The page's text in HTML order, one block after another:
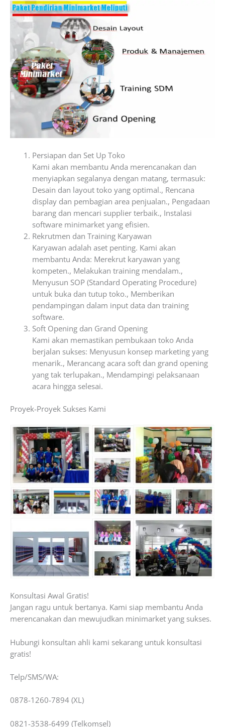
Persiapan dan Set Up Toko
Kami akan membantu Anda merencanakan dan
menyiapkan segalanya dengan matang, termasuk:
Desain dan layout toko yang optimal., Rencana
display dan pembagian area penjualan., Pengadaan
barang dan mencari supplier terbaik., Instalasi
software minimarket yang efisien.
Rekrutmen dan Training Karyawan
Karyawan adalah aset penting. Kami akan
membantu Anda: Merekrut karyawan yang
kompeten., Melakukan training mendalam.,
Menyusun SOP (Standard Operating Procedure)
untuk buka dan tutup toko., Memberikan
pendampingan dalam input data dan training
software.
Soft Opening dan Grand Opening
Kami akan memastikan pembukaan toko Anda
berjalan sukses: Menyusun konsep marketing yang
menarik., Merancang acara soft dan grand opening
yang tak terlupakan., Mendampingi pelaksanaan
acara hingga selesai.
Proyek-Proyek Sukses Kami
Konsultasi Awal Gratis!
Jangan ragu untuk bertanya. Kami siap membantu Anda
merencanakan dan mewujudkan minimarket yang sukses.
Hubungi konsultan ahli kami sekarang untuk konsultasi
gratis!
Telp/SMS/WA:
0878-1260-7894 (XL)
0821-3538-6499 (Telkomsel)